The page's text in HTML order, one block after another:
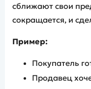
сближают свои
сокращается, и
Пример:
Покупатель
Продавец